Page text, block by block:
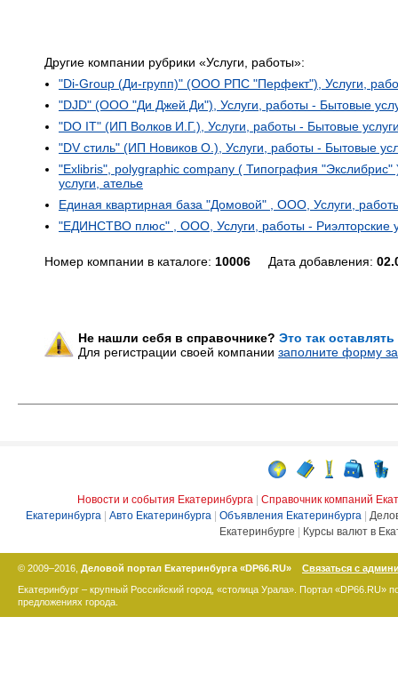
Другие компании рубрики «Услуги, работы»:
"Di-Group (Ди-групп)" (ООО РПС "Перфект"), Услуги,
"DJD" (ООО "Ди Джей Ди"), Услуги, работы - Бытовые
"DO IT" (ИП Волков И.Г.), Услуги, работы - Бытовые
"DV стиль" (ИП Новиков О.), Услуги, работы - Бытовые
"Exlibris", polygraphic company ( Типография
услуги, ателье
Единая квартирная база "Домовой" , ООО, Услуги,
"ЕДИНСТВО плюс" , ООО, Услуги, работы - Риэлторские
Номер компании в каталоге: 10006 Дата добавления:
Не нашли себя в справочнике? Это так
Для регистрации своей компании заполните форму
Новости и события Екатеринбурга
Справочник компаний
Екатеринбурга
Авто Екатеринбурга Объявления Екатеринбурга
Екатеринбурге
Курсы валют в
© 2009–2016, Деловой портал Екатеринбурга «DP66.RU»
Связаться с
Екатеринбург – крупный Российский город, «столица Урала». Портал «DP66.RU»
предложениях города.